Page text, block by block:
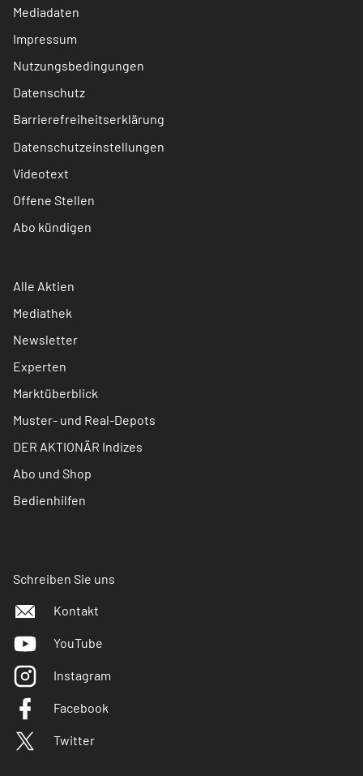
Mediadaten
Impressum
Nutzungsbedingungen
Datenschutz
Barrierefreiheitserklärung
Datenschutzeinstellungen
Videotext
Offene Stellen
Abo kündigen
Alle Aktien
Mediathek
Newsletter
Experten
Marktüberblick
Muster- und Real-Depots
DER AKTIONÄR Indizes
Abo und Shop
Bedienhilfen
Schreiben Sie uns
Kontakt
YouTube
Instagram
Facebook
Twitter